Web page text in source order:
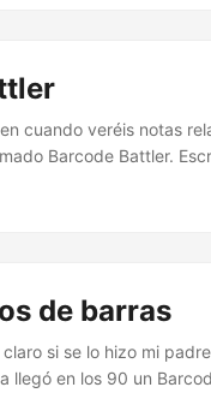
cuando veréis notas
Barcode Battler.
Collection donde publico
de barras
si se lo hizo mi
en los 90 un